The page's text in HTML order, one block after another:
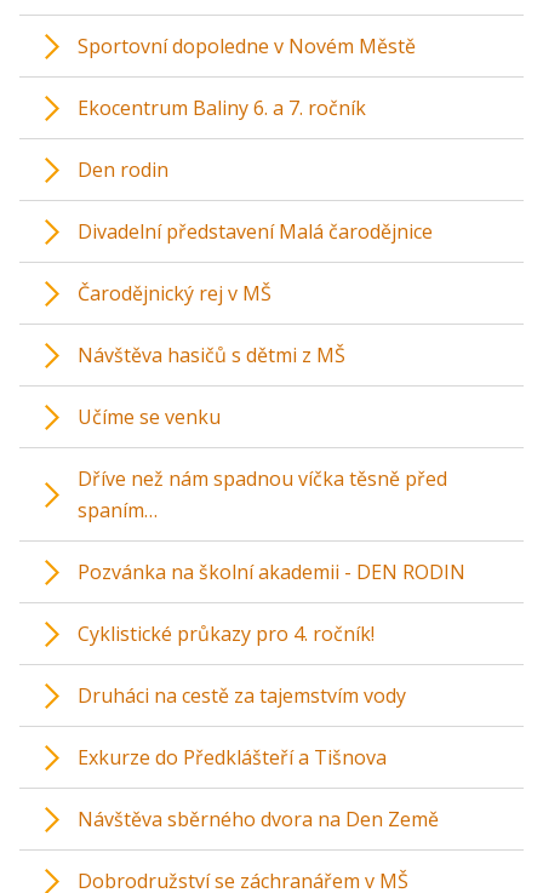
Sportovní dopoledne v Novém Městě
Ekocentrum Baliny 6. a 7. ročník
Den rodin
Divadelní představení Malá čarodějnice
Čarodějnický rej v MŠ
Návštěva hasičů s dětmi z MŠ
Učíme se venku
Dříve než nám spadnou víčka těsně před
spaním…
Pozvánka na školní akademii - DEN RODIN
Cyklistické průkazy pro 4. ročník!
Druháci na cestě za tajemstvím vody
Exkurze do Předklášteří a Tišnova
Návštěva sběrného dvora na Den Země
Dobrodružství se záchranářem v MŠ